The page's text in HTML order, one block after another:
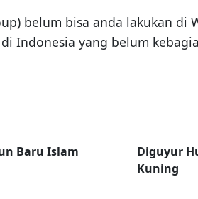
belum bisa anda lakukan di
Indonesia yang belum
Baru Islam
Diguyur
Kuning